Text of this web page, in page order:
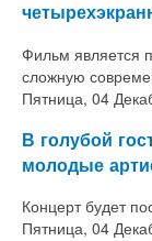
Фильм является
сложную
Пятница, 04
В голубой
молодые
Концерт будет
Пятница, 04